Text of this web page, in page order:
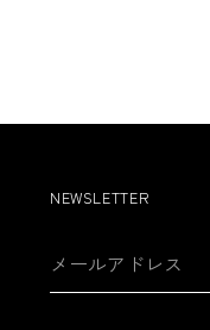
NEWSLETTER
ー